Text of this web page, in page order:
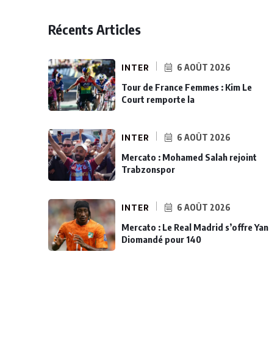
Récents Articles
INTER 6 AOÛT 2026
Tour de France Femmes : Kim Le
Court remporte la
INTER 6 AOÛT 2026
Mercato : Mohamed Salah rejoint
Trabzonspor
INTER 6 AOÛT 2026
Mercato : Le Real Madrid s’offre Yan
Diomandé pour 140